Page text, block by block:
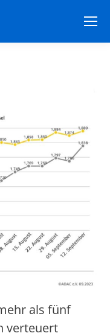
als fünf
verteuert